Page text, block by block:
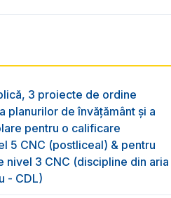
3 proiecte de ordine
planurilor de învățământ și a
pentru o calificare
5 CNC (postliceal) & pentru
nivel 3 CNC (discipline din aria
- CDL)